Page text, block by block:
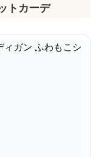
トカーデ